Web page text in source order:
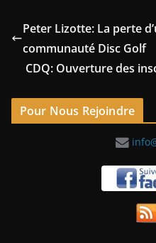
Peter Lizotte: La perte
communauté Disc Golf
CDQ: Ouverture des
Pour Nous Rejoindre